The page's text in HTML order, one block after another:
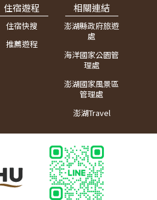
住宿遊程
住宿快搜
推薦遊程
相關連結
澎湖縣政府旅遊
處
海洋國家公園管
理處
澎湖國家風景區
管理處
澎湖Travel